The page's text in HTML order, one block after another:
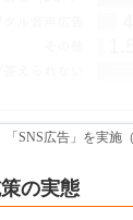
SNS広告」を実施
の実態